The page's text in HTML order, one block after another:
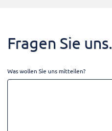
Fragen Sie
Was wollen Sie uns mitteilen?